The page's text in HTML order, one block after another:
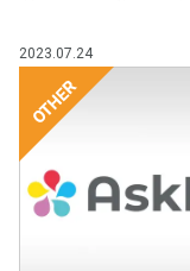
2023.07.24
その他